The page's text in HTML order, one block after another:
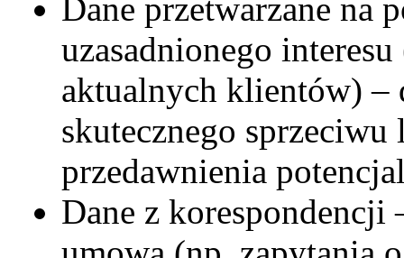
Dane przetwarzane na
uzasadnionego
aktualnych klientów) –
skutecznego
przedawnienia
Dane z korespondencji